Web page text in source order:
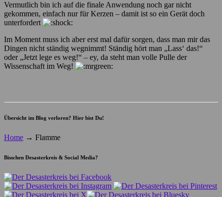
Vermutlich bin ich auf die finale Anwendung noch gar nicht
gekommen, einfach nur für Kerzen – damit ist so ein Gerät doch
unterfordert
Im Moment muss ich aber erst mal dafür sorgen, dass man mir das
Dingen nicht ständig wegnimmt! Ständig hört man „Lass‘ das!“
oder „Jetzt lege es weg!“ – ey, da steht man volle Pulle der
Wissenschaft im Weg!
Übersicht im Blog verloren? Hier bist Du!
Home → Flamme
Bisschen Desasterkreis & Social Media?